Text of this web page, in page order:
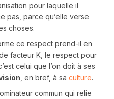
pour laquelle il
pas, parce qu’elle verse
choses.
ce respect prend-il en
facteur K, le respect pour
celui que l’on doit à ses
, en bref, à sa culture.
commun qui relie